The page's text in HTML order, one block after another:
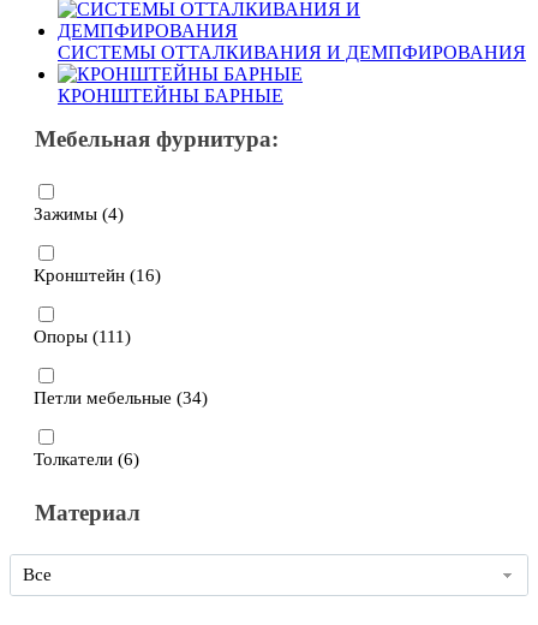
СИСТЕМЫ ОТТАЛКИВАНИЯ И ДЕМПФИРОВАНИЯ
КРОНШТЕЙНЫ БАРНЫЕ
Мебельная фурнитура:
Зажимы (4)
Кронштейн (16)
Опоры (111)
Петли мебельные (34)
Толкатели (6)
Материал
Все